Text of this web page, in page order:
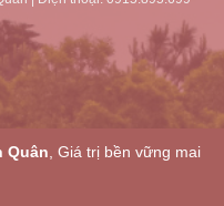
Quân, Giá trị bền vững mai